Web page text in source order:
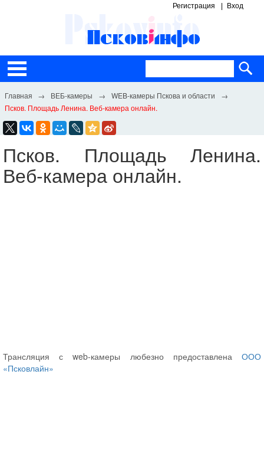
Регистрация Вход
ВЕБ-камеры
WEB-камеры Пскова и области
Псков. Площадь Ленина. Веб-камера онлайн.
Псков. Площадь Ленина.
Веб-камера онлайн.
Трансляция с web-камеры любезно предоставлена ООО
«Псковлайн»